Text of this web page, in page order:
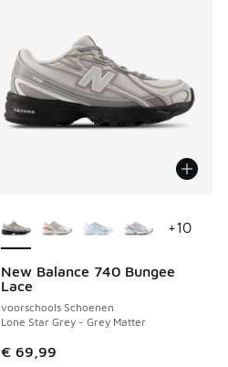
New Balance 740 Bungee
Lace
voorschools Schoenen
Lone Star Grey - Grey Matter
€ 69,99
+10